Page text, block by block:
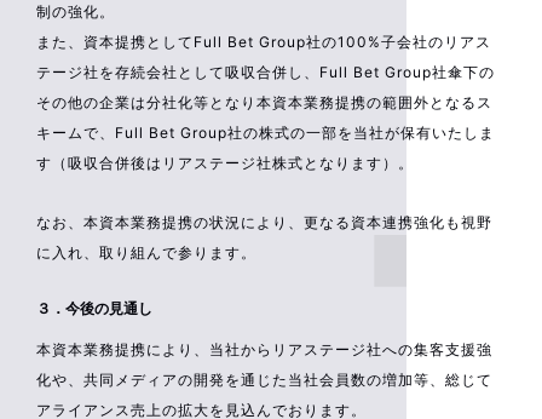
制の強化。
また、資本提携としてFull Bet Group社の100%子会社のリアス
テージ社を存続会社として吸収合併し、Full Bet Group社傘下の
その他の企業は分社化等となり本資本業務提携の範囲外となるス
キームで、Full Bet Group社の株式の一部を当社が保有いたしま
す（吸収合併後はリアステージ社株式となります）。
なお、本資本業務提携の状況により、更なる資本連携強化も視野
に入れ、取り組んで参ります。
３．今後の見通し
本資本業務提携により、当社からリアステージ社への集客支援強
化や、共同メディアの開発を通じた当社会員数の増加等、総じて
アライアンス売上の拡大を見込んでおります。